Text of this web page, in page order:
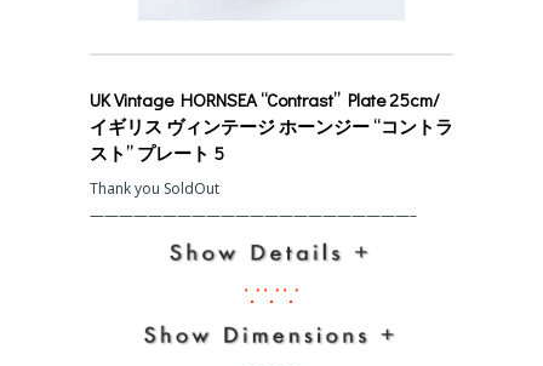
UK Vintage HORNSEA “Contrast” Plate 25cm/
イギリス ヴィンテージ ホーンジー “コントラ
スト” プレート 5
Thank you SoldOut